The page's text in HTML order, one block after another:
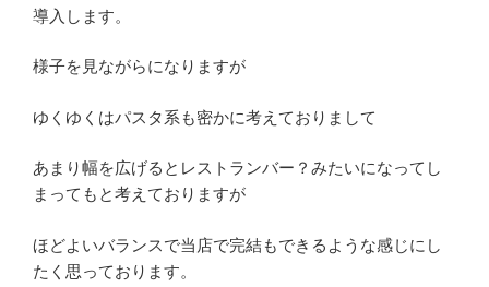
導入します。
様子を見ながらになりますが
ゆくゆくはパスタ系も密かに考えておりまして
あまり幅を広げるとレストランバー？みたいになってし
まってもと考えておりますが
ほどよいバランスで当店で完結もできるような感じにし
たく思っております。